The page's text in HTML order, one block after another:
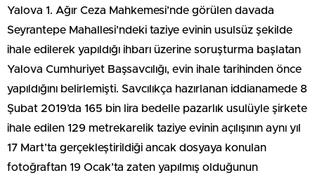
Yalova 1. Ağır Ceza Mahkemesi’nde görülen davada
Seyrantepe Mahallesi’ndeki taziye evinin usulsüz şekilde
ihale edilerek yapıldığı ihbarı üzerine soruşturma başlatan
Yalova Cumhuriyet Başsavcılığı, evin ihale tarihinden önce
yapıldığını belirlemişti. Savcılıkça hazırlanan iddianamede 8
Şubat 2019’da 165 bin lira bedelle pazarlık usulüyle şirkete
ihale edilen 129 metrekarelik taziye evinin açılışının aynı yıl
17 Mart’ta gerçekleştirildiği ancak dosyaya konulan
fotoğraftan 19 Ocak’ta zaten yapılmış olduğunun